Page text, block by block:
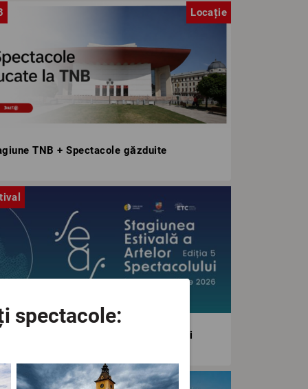
Locație
TNB + Spectacole găzduite
Estivală a Artelor Spectacolului
spectacole: